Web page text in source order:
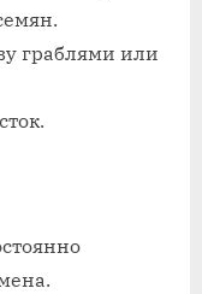
граблями или